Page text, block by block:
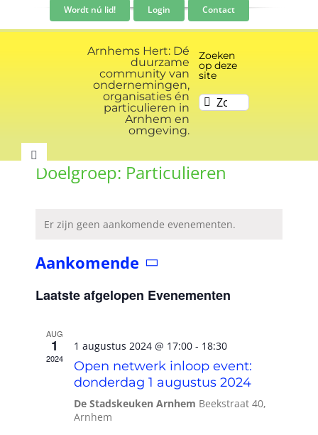
inhoud
Wordt nú lid! Login Contact
Arnhems Hert: Dé
duurzame
community van
ondernemingen,
organisaties én
particulieren in
Arnhem en
omgeving.
Zoeken
op deze
site
Zoeken
naar:
Toggle
Navigation
Wie zijn wij?
Diensten en produkten
Vacatures
Doelgroep: Particulieren
Er zijn geen aankomende evenementen.
Aankomende
een
Laatste afgelopen Evenementen
AUG
1
2024
1 augustus 2024 @ 17:00 - 18:30
Open netwerk inloop event:
donderdag 1 augustus 2024
De Stadskeuken Arnhem Beekstraat 40,
Arnhem